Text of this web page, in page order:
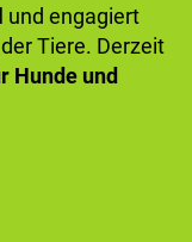
und engagiert
Tiere. Derzeit
Hunde und